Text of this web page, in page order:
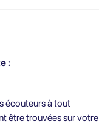
:
écouteurs à tout
être trouvées sur votre